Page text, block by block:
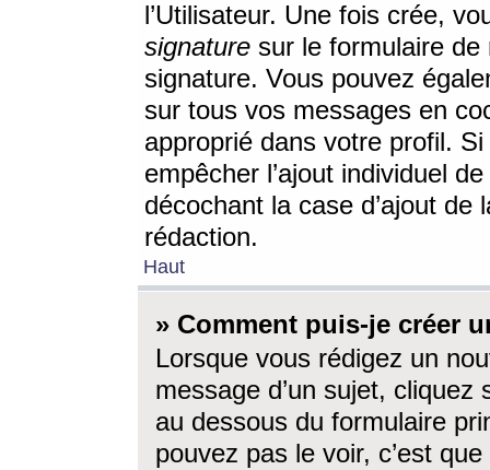
l’Utilisateur. Une fois crée,
signature sur le formulaire de
signature. Vous pouvez
sur tous vos messages en
approprié dans votre profil.
empêcher l’ajout individuel
décochant la case d’ajout
rédaction.
Haut
» Comment puis-je créer
Lorsque vous rédigez un
message d’un sujet, cliquez
au dessous du formulaire
pouvez pas le voir, c’est